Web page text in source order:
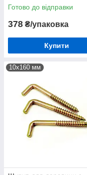
Готово до відправки
378 ₴/упаковка
Купити
10х160 мм